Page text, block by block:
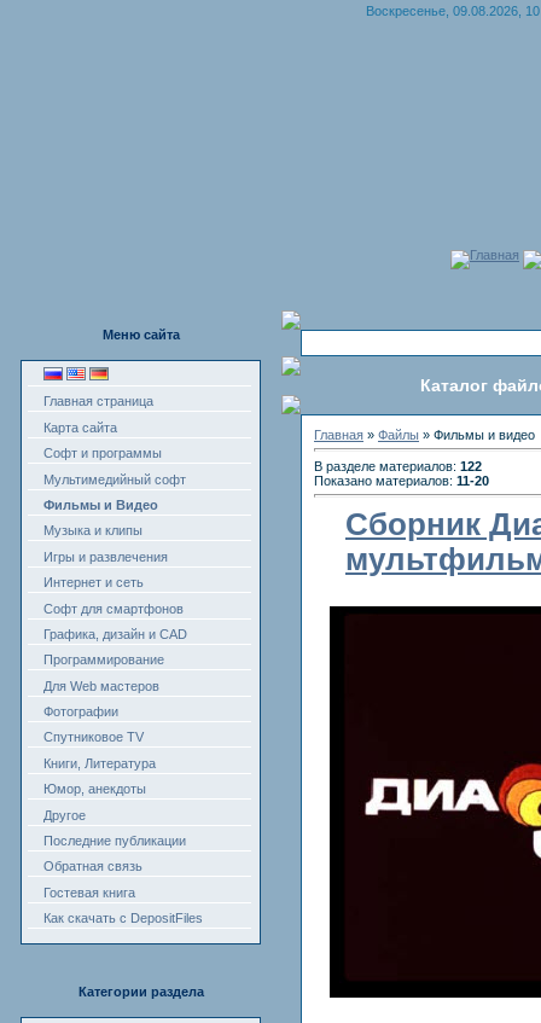
Воскресенье, 09.08.2026,
Главная
Меню сайта
Главная страница
Карта сайта
Софт и программы
Мультимедийный софт
Фильмы и Видео
Музыка и клипы
Игры и развлечения
Интернет и сеть
Софт для смартфонов
Графика, дизайн и CAD
Программирование
Для Web мастеров
Фотографии
Спутниковое TV
Книги, Литература
Юмор, анекдоты
Другое
Последние публикации
Обратная связь
Гостевая книга
Как скачать с DepositFiles
Категории раздела
Каталог
Главная » Файлы » Фильмы и видео
В разделе материалов: 122
Показано материалов: 11-20
Сборник